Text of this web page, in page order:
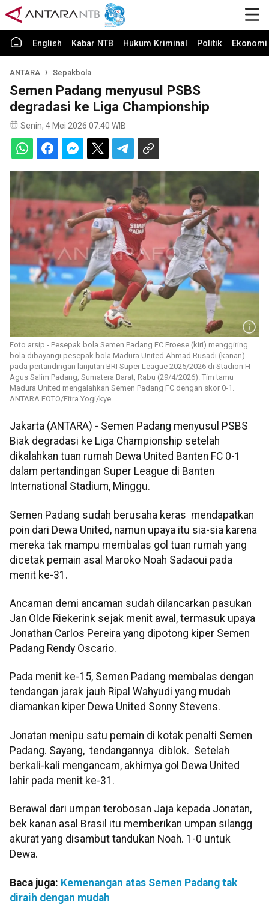
English Kabar NTB Hukum Kriminal Politik
ANTARA Sepakbola
Semen Padang menyusul PSBS
degradasi ke Liga Championship
Senin, 4 Mei 2026 07:40 WIB
Foto arsip - Pesepak bola Semen Padang FC Froese (kiri) menggiring
bola dibayangi pesepak bola Madura United Ahmad Rusadi (kanan)
pada pertandingan lanjutan BRI Super League 2025/2026 di Stadion H
Agus Salim Padang, Sumatera Barat, Rabu (29/4/2026). Tim tamu
Madura United mengalahkan Semen Padang FC dengan skor 0-1.
ANTARA FOTO/Fitra Yogi/kye
Jakarta (ANTARA) - Semen Padang menyusul PSBS
Biak degradasi ke Liga Championship setelah
dikalahkan tuan rumah Dewa United Banten FC 0-1
dalam pertandingan Super League di Banten
International Stadium, Minggu.
Semen Padang sudah berusaha keras mendapatkan
poin dari Dewa United, namun upaya itu sia-sia karena
mereka tak mampu membalas gol tuan rumah yang
dicetak pemain asal Maroko Noah Sadaoui pada
menit ke-31.
Ancaman demi ancaman sudah dilancarkan pasukan
Jan Olde Riekerink sejak menit awal, termasuk upaya
Jonathan Carlos Pereira yang dipotong kiper Semen
Padang Rendy Oscario.
Pada menit ke-15, Semen Padang membalas dengan
tendangan jarak jauh Ripal Wahyudi yang mudah
diamankan kiper Dewa United Sonny Stevens.
Jonatan menipu satu pemain di kotak penalti Semen
Padang. Sayang, tendangannya diblok. Setelah
berkali-kali mengancam, akhirnya gol Dewa United
lahir pada menit ke-31.
Berawal dari umpan terobosan Jaja kepada Jonatan,
bek kanan asal Brasil itu memberikan umpan silangg
akurat yang disambut tandukan Noah. 1-0 untuk
Dewa.
Baca juga: Kemenangan atas Semen Padang tak
diraih dengan mudah